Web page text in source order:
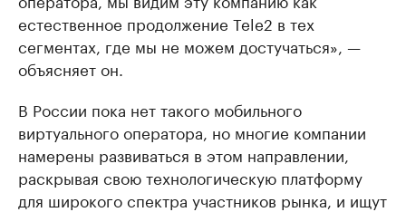
естественное продолжение Tele2 в тех
сегментах, где мы не можем достучаться», —
объясняет он.
В России пока нет такого мобильного
виртуального оператора, но многие компании
намерены развиваться в этом направлении,
раскрывая свою технологическую платформу
для широкого спектра участников рынка, и ищут